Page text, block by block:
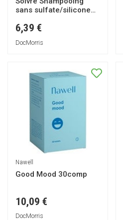
sans sulfate/silicone
6,39 €
DocMorris
Nawell
Good Mood 30comp
10,09 €
DocMorris